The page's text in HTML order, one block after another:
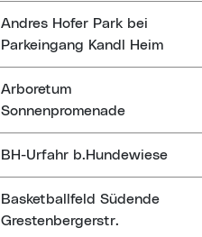
Andres Hofer Park bei
Parkeingang Kandl Heim
Arboretum
Sonnenpromenade
BH-Urfahr b.Hundewiese
Basketballfeld Südende
Grestenbergerstr.